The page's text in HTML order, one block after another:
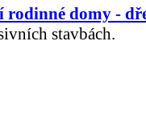
rodinné domy -
stavbách.